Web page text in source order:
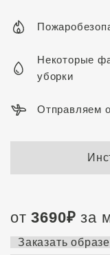
Некоторые
уборки
Отправляем
от3690₽ за
Заказать